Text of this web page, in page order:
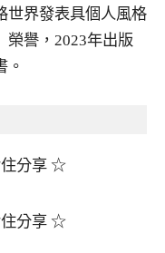
世界發表具個人風格
榮譽，2023年出版
。
分享 ☆
分享 ☆